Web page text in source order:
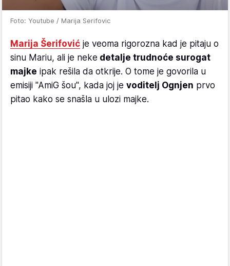
Foto: Youtube / Marija Serifovic
Marija Šerifović je veoma rigorozna kad je pitaju o
sinu Mariu, ali je neke detalje trudnoće surogat
majke ipak rešila da otkrije. O tome je govorila u
emisiji "AmiG šou", kada joj je voditelj Ognjen prvo
pitao kako se snašla u ulozi majke.